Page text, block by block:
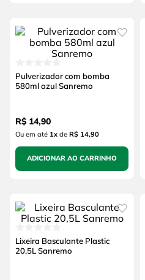
Pulverizador com bomba
580ml azul Sanremo
R$ 14,90
Ou em até 1xde R$ 14,90
ADICIONAR AO CARRINHO
Lixeira Basculante Plastic
20,5L Sanremo